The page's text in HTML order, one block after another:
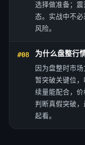
选择做准备；
态。实战中不
风险。
#08 为什么盘整行
因为盘整时市
暂突破关键位
续量能配合，价
判断真假突破
起看。